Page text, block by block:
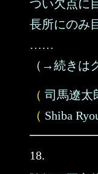
つい欠点に
長所にのみ
……
（→続きは
（ 司馬遼太
（ Shiba
18.